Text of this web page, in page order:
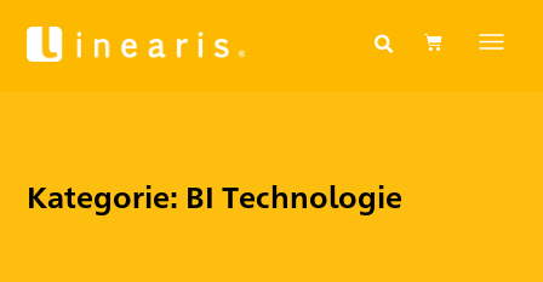
Kategorie: BI Technologie